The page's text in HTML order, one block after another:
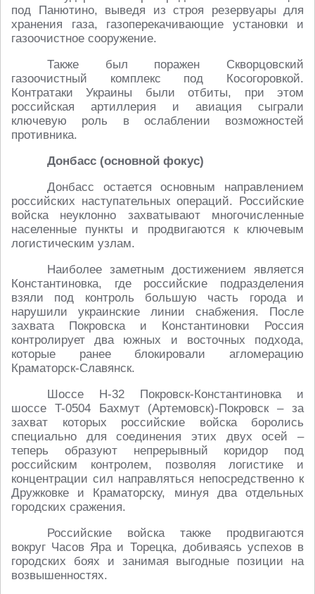
под Панютино, выведя из строя резервуары для
хранения газа, газоперекачивающие установки и
газоочистное сооружение.
Также был поражен Скворцовский
газоочистный комплекс под Косогоровкой.
Контратаки Украины были отбиты, при этом
российская артиллерия и авиация сыграли
ключевую роль в ослаблении возможностей
противника.
Донбасс (основной фокус)
Донбасс остается основным направлением
российских наступательных операций. Российские
войска неуклонно захватывают многочисленные
населенные пункты и продвигаются к ключевым
логистическим узлам.
Наиболее заметным достижением является
Константиновка, где российские подразделения
взяли под контроль большую часть города и
нарушили украинские линии снабжения. После
захвата Покровска и Константиновки Россия
контролирует два южных и восточных подхода,
которые ранее блокировали агломерацию
Краматорск-Славянск.
Шоссе H-32 Покровск-Константиновка и
шоссе T-0504 Бахмут (Артемовск)-Покровск – за
захват которых российские войска боролись
специально для соединения этих двух осей –
теперь образуют непрерывный коридор под
российским контролем, позволяя логистике и
концентрации сил направляться непосредственно к
Дружковке и Краматорску, минуя два отдельных
городских сражения.
Российские войска также продвигаются
вокруг Часов Яра и Торецка, добиваясь успехов в
городских боях и занимая выгодные позиции на
возвышенностях.